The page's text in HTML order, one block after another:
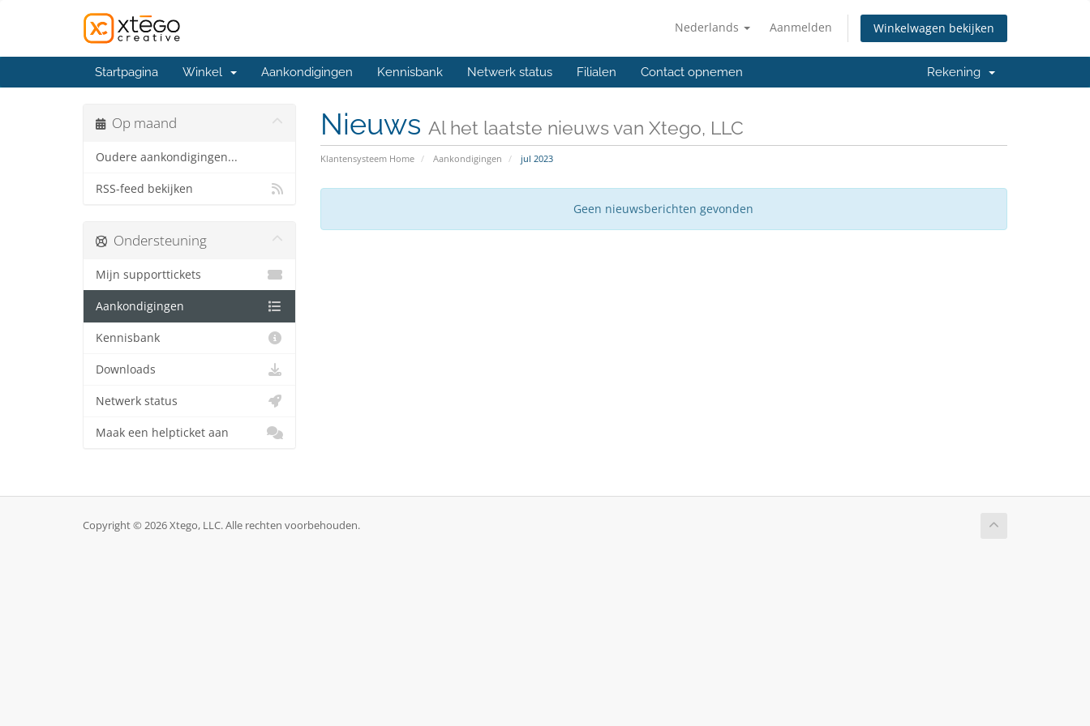
Nederlands Aanmelden Winkelwagen bekijken
Startpagina Winkel Aankondigingen Kennisbank Netwerk status Filialen Contact opnemen Rekening
Nieuws Al het laatste nieuws van Xtego, LLC
Klantensysteem Home Aankondigingen jul 2023
Op maand
Oudere aankondigingen...
RSS-feed bekijken
Geen nieuwsberichten gevonden
Ondersteuning
Mijn supporttickets
Aankondigingen
Kennisbank
Downloads
Netwerk status
Maak een helpticket aan
Copyright © 2026 Xtego, LLC. Alle rechten voorbehouden.